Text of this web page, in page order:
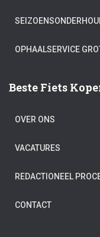
OPHAALSERVICE
Beste Fiets
OVER ONS
VACATURES
REDACTIONEEL
CONTACT